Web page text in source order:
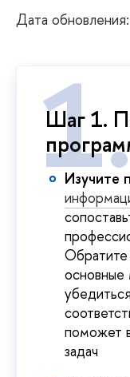
Дата
Шаг 1.
Изучите
Обратите
основные
поможет
задач